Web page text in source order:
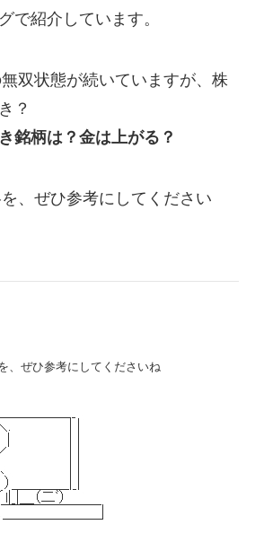
で紹介しています。
双状態が続いていますが、株
？
銘柄は？金は上がる？
、ぜひ参考にしてください
、ぜひ参考にしてくださいね